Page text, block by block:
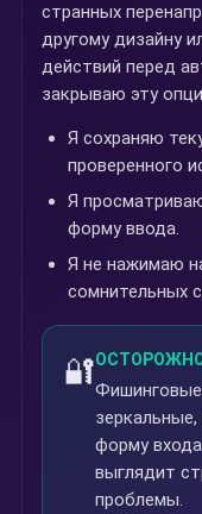
странных
другому дизайну
действий перед
закрываю эту
Я сохраняю
проверенного
Я
форму ввода.
Я не нажимаю
сомнительных
🔐
форму
выглядит
проблемы.